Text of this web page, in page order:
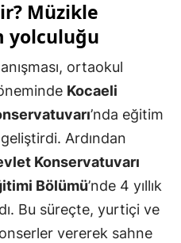
Müzikle
yolculuğu
ortaokul
Kocaeli
’nda eğitim
Ardından
Konservatuvarı
Bölümü’nde 4 yıllık
Bu süreçte, yurtiçi ve
vererek sahne